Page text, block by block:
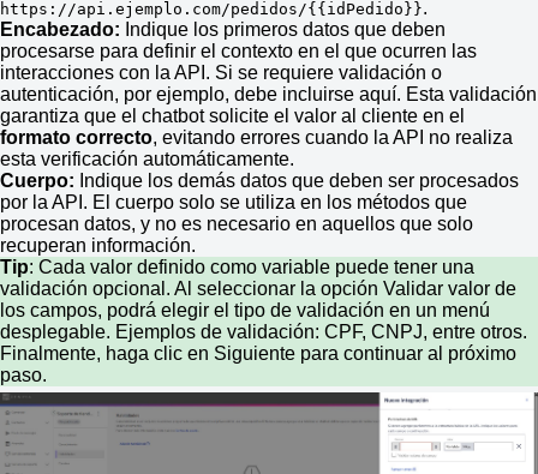
https://api.ejemplo.com/pedidos/{{idPedido}}.
Encabezado: Indique los primeros datos que deben
procesarse para definir el contexto en el que ocurren las
interacciones con la API. Si se requiere validación o
autenticación, por ejemplo, debe incluirse aquí. Esta validación
garantiza que el chatbot solicite el valor al cliente en el
formato correcto, evitando errores cuando la API no realiza
esta verificación automáticamente.
Cuerpo: Indique los demás datos que deben ser procesados
por la API. El cuerpo solo se utiliza en los métodos que
procesan datos, y no es necesario en aquellos que solo
recuperan información.
Tip: Cada valor definido como variable puede tener una
validación opcional. Al seleccionar la opción Validar valor de
los campos, podrá elegir el tipo de validación en un menú
desplegable. Ejemplos de validación: CPF, CNPJ, entre otros.
Finalmente, haga clic en Siguiente para continuar al próximo
paso.